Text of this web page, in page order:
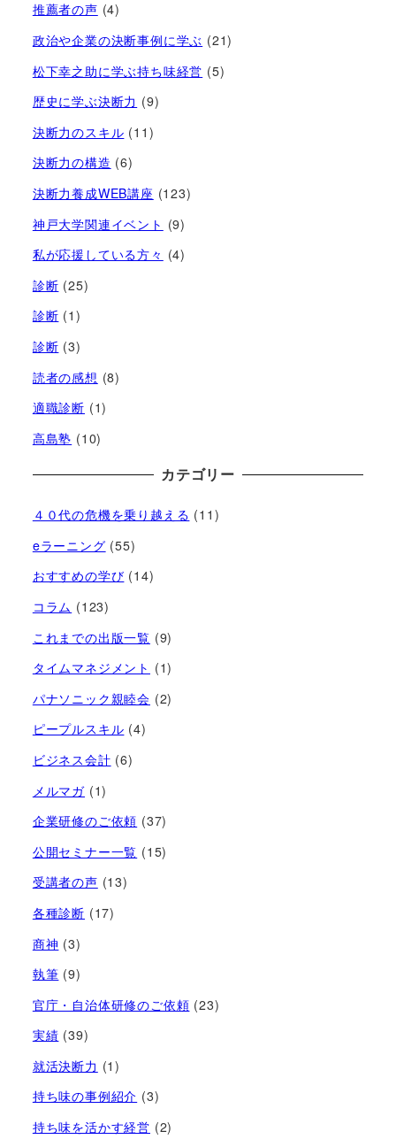
推薦者の声 (4)
政治や企業の決断事例に学ぶ (21)
松下幸之助に学ぶ持ち味経営 (5)
歴史に学ぶ決断力 (9)
決断力のスキル (11)
決断力の構造 (6)
決断力養成WEB講座 (123)
神戸大学関連イベント (9)
私が応援している方々 (4)
診断 (25)
診断 (1)
診断 (3)
読者の感想 (8)
適職診断 (1)
高島塾 (10)
カテゴリー
４０代の危機を乗り越える (11)
eラーニング (55)
おすすめの学び (14)
コラム (123)
これまでの出版一覧 (9)
タイムマネジメント (1)
パナソニック親睦会 (2)
ピープルスキル (4)
ビジネス会計 (6)
メルマガ (1)
企業研修のご依頼 (37)
公開セミナー一覧 (15)
受講者の声 (13)
各種診断 (17)
商神 (3)
執筆 (9)
官庁・自治体研修のご依頼 (23)
実績 (39)
就活決断力 (1)
持ち味の事例紹介 (3)
持ち味を活かす経営​ (2)